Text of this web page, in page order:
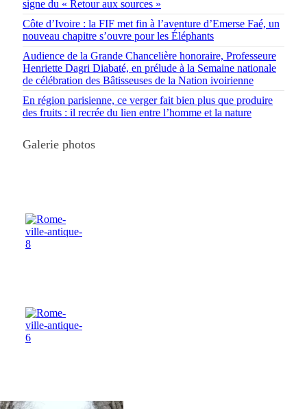
signe du « Retour aux sources »
Côte d’Ivoire : la FIF met fin à l’aventure d’Emerse Faé, un
nouveau chapitre s’ouvre pour les Éléphants
Audience de la Grande Chancelière honoraire, Professeure
Henriette Dagri Diabaté, en prélude à la Semaine nationale
de célébration des Bâtisseuses de la Nation ivoirienne
En région parisienne, ce verger fait bien plus que produire
des fruits : il recrée du lien entre l’homme et la nature
Galerie photos